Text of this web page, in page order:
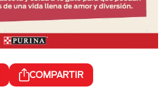
COMPARTIR